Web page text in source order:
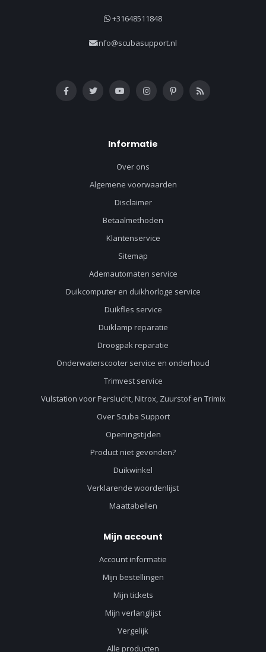
+31648511848
info@scubasupport.nl
Informatie
Over ons
Algemene voorwaarden
Disclaimer
Betaalmethoden
Klantenservice
Sitemap
Ademautomaten service
Duikcomputer en duikhorloge service
Duikfles service
Duiklamp reparatie
Droogpak reparatie
Onderwaterscooter service en onderhoud
Trimvest service
Vulstation voor Perslucht, Nitrox, Zuurstof en Trimix
Over Scuba Support
Openingstijden
Product niet gevonden?
Duikwinkel
Verklarende woordenlijst
Maattabellen
Mijn account
Account informatie
Mijn bestellingen
Mijn tickets
Mijn verlanglijst
Vergelijk
Alle producten